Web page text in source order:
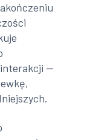
interakcji —